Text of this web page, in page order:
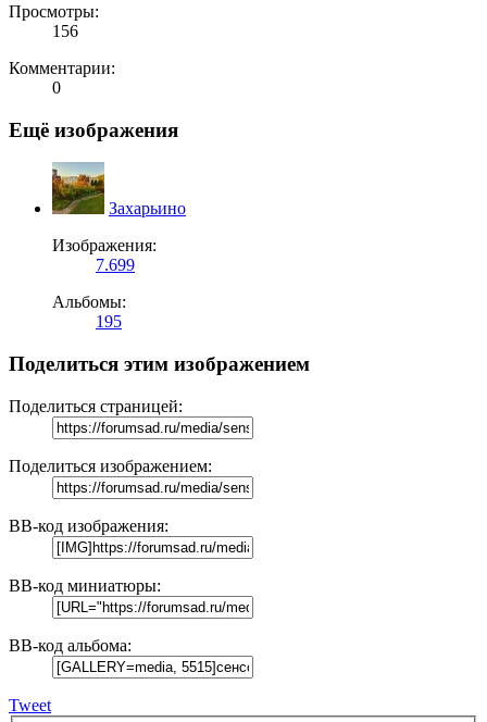
Просмотры:
156
Комментарии:
0
Ещё изображения
Захарьино
Изображения:
7.699
Альбомы:
195
Поделиться этим изображением
Поделиться страницей:
Поделиться изображением:
BB-код изображения:
BB-код миниатюры:
BB-код альбома:
Tweet